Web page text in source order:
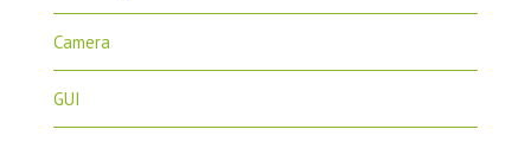
Camera
GUI